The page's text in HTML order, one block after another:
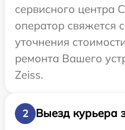
сервисного центра
оператор свяжется
уточнения
ремонта Вашего
Zeiss.
2
Выезд курьера